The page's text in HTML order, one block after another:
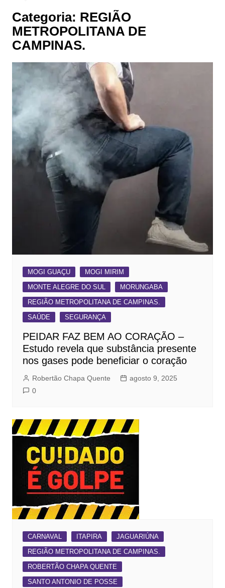
Categoria: REGIÃO
METROPOLITANA DE
CAMPINAS.
MOGI GUAÇU
MOGI MIRIM
MONTE ALEGRE DO SUL
MORUNGABA
REGIÃO METROPOLITANA DE CAMPINAS.
SAÚDE
SEGURANÇA
PEIDAR FAZ BEM AO CORAÇÃO –
Estudo revela que substância presente
nos gases pode beneficiar o coração
Robertão Chapa Quente
agosto 9, 2025
0
CARNAVAL ITAPIRA
JAGUARIÚNA
REGIÃO METROPOLITANA DE CAMPINAS.
ROBERTÃO CHAPA QUENTE
SANTO ANTONIO DE POSSE